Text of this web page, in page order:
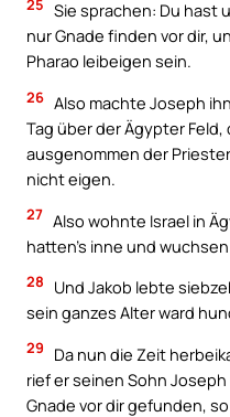
25 Sie sprachen: Du hast
nur Gnade finden vor dir,
Pharao leibeigen sein.
26 Also machte Joseph
Tag über der Ägypter
ausgenommen der
nicht eigen.
27 Also wohnte Israel in
hatten’s inne und
28
Und Jakob lebte
sein ganzes Alter ward
29
Da nun die Zeit
rief er seinen Sohn
Gnade vor dir gefunden,